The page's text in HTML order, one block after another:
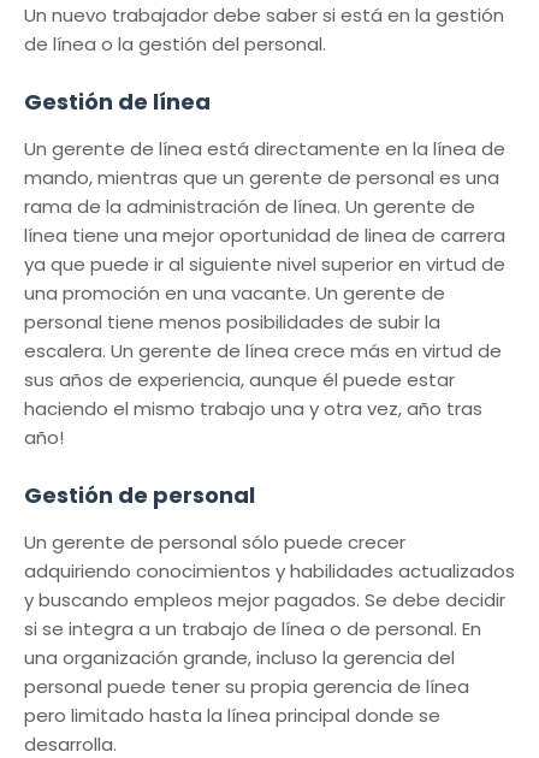
Un nuevo trabajador debe saber si está en la gestión
de línea o la gestión del personal.
Gestión de línea
Un gerente de línea está directamente en la línea de
mando, mientras que un gerente de personal es una
rama de la administración de línea. Un gerente de
línea tiene una mejor oportunidad de linea de carrera
ya que puede ir al siguiente nivel superior en virtud de
una promoción en una vacante. Un gerente de
personal tiene menos posibilidades de subir la
escalera. Un gerente de línea crece más en virtud de
sus años de experiencia, aunque él puede estar
haciendo el mismo trabajo una y otra vez, año tras
año!
Gestión de personal
Un gerente de personal sólo puede crecer
adquiriendo conocimientos y habilidades actualizados
y buscando empleos mejor pagados. Se debe decidir
si se integra a un trabajo de línea o de personal. En
una organización grande, incluso la gerencia del
personal puede tener su propia gerencia de línea
pero limitado hasta la línea principal donde se
desarrolla.